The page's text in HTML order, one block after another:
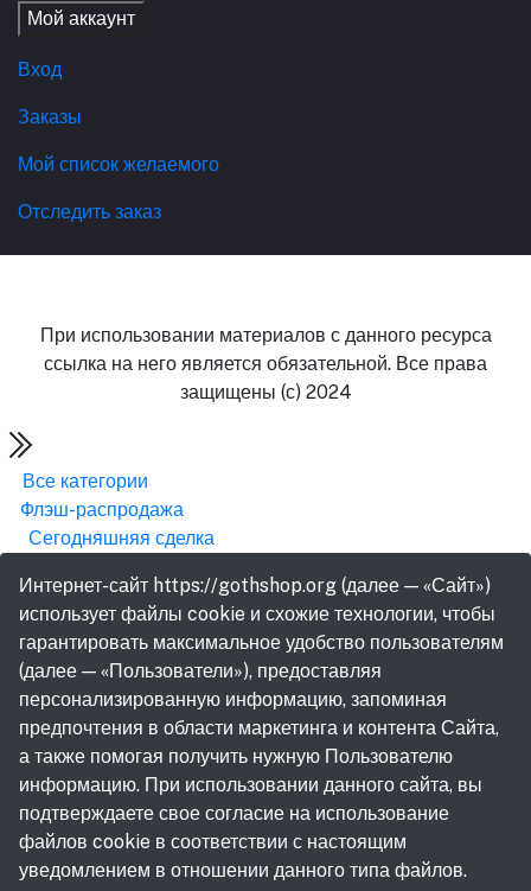
Мой аккаунт
Вход
Заказы
Мой список желаемого
Отследить заказ
При использовании материалов с данного ресурса
ссылка на него является обязательной. Все права
защищены (с) 2024
Все категории
Флэш-распродажа
Сегодняшняя сделка
Интернет-сайт https://gothshop.org (далее — «Сайт»)
использует файлы cookie и схожие технологии, чтобы
гарантировать максимальное удобство пользователям
(далее — «Пользователи»), предоставляя
персонализированную информацию, запоминая
предпочтения в области маркетинга и контента Сайта,
а также помогая получить нужную Пользователю
информацию. При использовании данного сайта, вы
подтверждаете свое согласие на использование
файлов cookie в соответствии с настоящим
уведомлением в отношении данного типа файлов.